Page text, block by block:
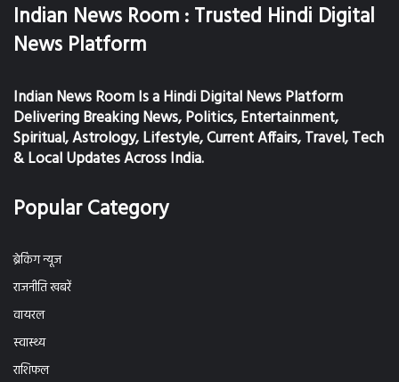
Indian News Room : Trusted Hindi Digital
News Platform
Indian News Room Is a Hindi Digital News Platform
Delivering Breaking News, Politics, Entertainment,
Spiritual, Astrology, Lifestyle, Current Affairs, Travel, Tech
& Local Updates Across India.
Popular Category
ब्रेकिंग न्यूज
राजनीति खबरें
वायरल
स्वास्थ्य
राशिफल